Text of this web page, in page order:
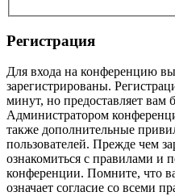
Регистрация
Для входа на конференцию
зарегистрированы.
минут, но предоставляет вам
Администратором
также дополнительные
пользователей. Прежде чем
ознакомиться с правилами и
конференции. Помните, что
означает согласие со всеми